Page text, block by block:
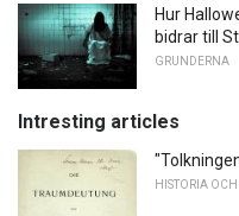
Hur
bidrar till
GRUNDERNA
Intresting articles
HISTORIA